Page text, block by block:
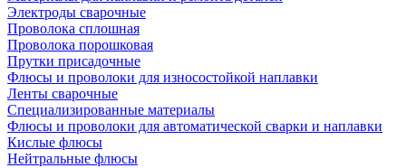
Электроды сварочные
Проволока сплошная
Проволока порошковая
Прутки присадочные
Флюсы и проволоки для износостойкой наплавки
Ленты сварочные
Специализированные материалы
Флюсы и проволоки для автоматической сварки и наплавки
Кислые флюсы
Нейтральные флюсы